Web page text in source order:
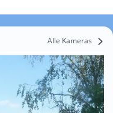
Alle Kameras